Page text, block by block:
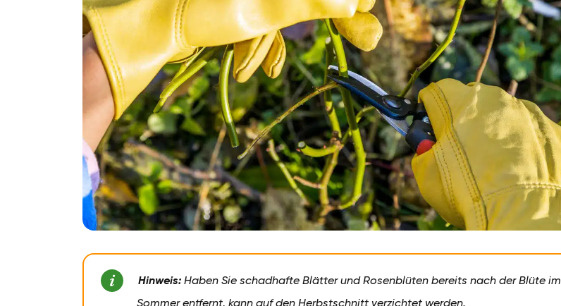
Hinweis: Haben Sie schadhafte Blätter und Rosenblüten bereits nach der Blüte im
Sommer entfernt, kann auf den Herbstschnitt verzichtet werden.